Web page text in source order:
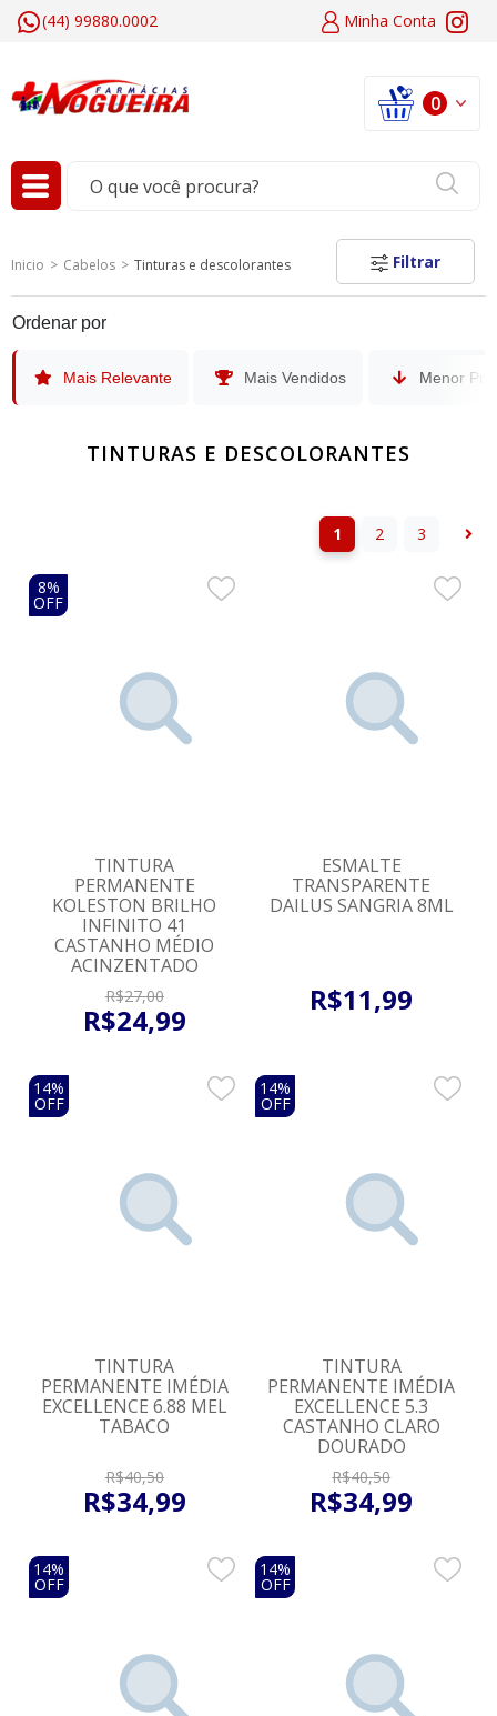
Minha Conta
(44) 99880.0002
0
Filtrar
Inicio Cabelos Tinturas e descolorantes
Ordenar por
Mais Relevante Mais Vendidos Menor
TINTURAS E DESCOLORANTES
1 2 3
8%
OFF
TINTURA
PERMANENTE
KOLESTON BRILHO
INFINITO 41
CASTANHO MÉDIO
ACINZENTADO
R$27,00
R$24,99
ESMALTE
TRANSPARENTE
DAILUS SANGRIA 8ML
R$11,99
14%
OFF
TINTURA
PERMANENTE IMÉDIA
EXCELLENCE 6.88 MEL
TABACO
R$40,50
R$34,99
14%
OFF
TINTURA
PERMANENTE IMÉDIA
EXCELLENCE 5.3
CASTANHO CLARO
DOURADO
R$40,50
R$34,99
14%
OFF
14%
OFF